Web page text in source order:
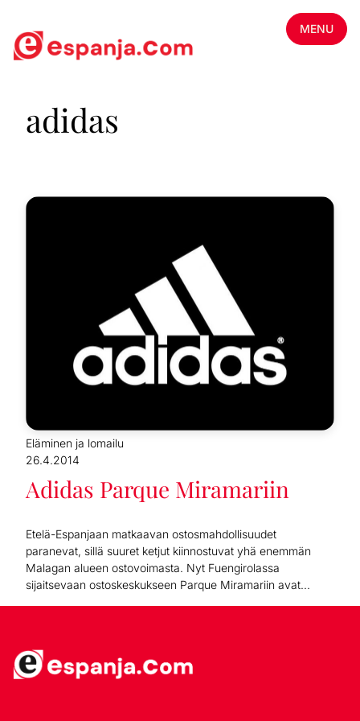
MENU
adidas
Eläminen ja lomailu
26.4.2014
Adidas Parque Miramariin
Etelä-Espanjaan matkaavan ostosmahdollisuudet
paranevat, sillä suuret ketjut kiinnostuvat yhä enemmän
Malagan alueen ostovoimasta. Nyt Fuengirolassa
sijaitsevaan ostoskeskukseen Parque Miramariin avat...